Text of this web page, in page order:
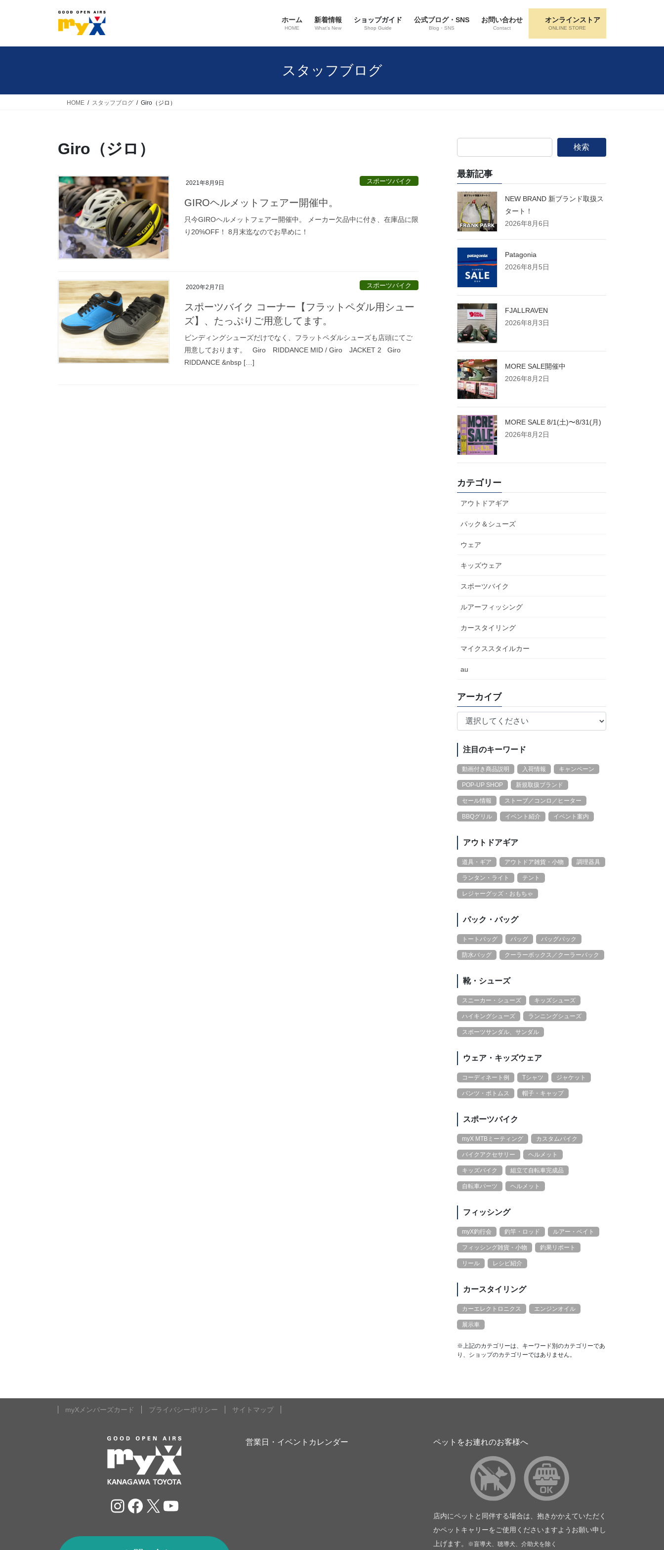
ン
ー
ホーム
HOME
新着情報
What’s New
ショップガイド
Shop Guide
公式ブログ・SNS
Blog・SNS
お問い合わせ
Contact
オンラインストア
ONLINE STORE
スタッフブログ
HOME スタッフブログ Giro（ジロ）
Giro（ジロ）
2021年8月9日 スポーツバイク
GIROヘルメットフェアー開催中。
只今GIROヘルメットフェアー開催中。 メーカー欠品中に付き、在庫品に限
り20%OFF！ 8月末迄なのでお早めに！
2020年2月7日 スポーツバイク
スポーツバイク コーナー【フラットペダル用シュー
ズ】、たっぷりご用意してます。
ビンディングシューズだけでなく、フラットペダルシューズも店頭にてご
用意しております。 Giro RIDDANCE MID / Giro JACKET 2 Giro
RIDDANCE &nbsp […]
検索
最新記事
NEW BRAND 新ブランド取扱ス
タート！
2026年8月6日
Patagonia
2026年8月5日
FJALLRAVEN
2026年8月3日
MORE SALE開催中
2026年8月2日
MORE SALE 8/1(土)〜8/31(月)
2026年8月2日
カテゴリー
アウトドアギア
パック＆シューズ
ウェア
キッズウェア
スポーツバイク
ルアーフィッシング
カースタイリング
マイクススタイルカー
au
アーカイブ
注目のキーワード
動画付き商品説明 入荷情報 キャンペーン
POP-UP SHOP 新規取扱ブランド
セール情報 ストーブ／コンロ／ヒーター
BBQグリル イベント紹介 イベント案内
アウトドアギア
道具・ギア アウトドア雑貨・小物 調理器具
ランタン・ライト テント
レジャーグッズ・おもちゃ
パック・バッグ
トートバッグ バッグ バッグパック
防水バッグ クーラーボックス／クーラーバック
靴・シューズ
スニーカー・シューズ キッズシューズ
ハイキングシューズ ランニングシューズ
スポーツサンダル、サンダル
ウェア・キッズウェア
コーディネート例 Tシャツ ジャケット
パンツ・ボトムス 帽子・キャップ
スポーツバイク
myX MTBミーティング カスタムバイク
バイクアクセサリー ヘルメット
キッズバイク 組立て自転車完成品
自転車パーツ ヘルメット
フィッシング
myX釣行会 釣竿・ロッド ルアー・ベイト
フィッシング雑貨・小物 釣果リポート
リール レシピ紹介
カースタイリング
カーエレクトロニクス エンジンオイル
展示車
※上記のカテゴリーは、キーワード別のカテゴリーであ
り、ショップのカテゴリーではありません。
myXメンバーズカード プライバシーポリシー サイトマップ
Instagram
Facebook
X YouTube
営業日・イベントカレンダー ペットをお連れのお客様へ
店内にペットと同伴する場合は、抱きかかえていただく
かペットキャリーをご使用くださいますようお願い申し
上げます。
※盲導犬、聴導犬、介助犬を除く